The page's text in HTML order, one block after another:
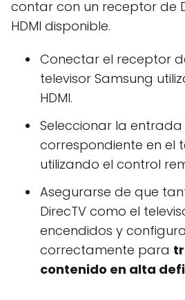
contar con un receptor de
HDMI disponible.
Conectar el receptor
televisor Samsung
HDMI.
Seleccionar la entrada
correspondiente en el
utilizando el control
Asegurarse de que
DirecTV como el
encendidos y
correctamente para
contenido en alta